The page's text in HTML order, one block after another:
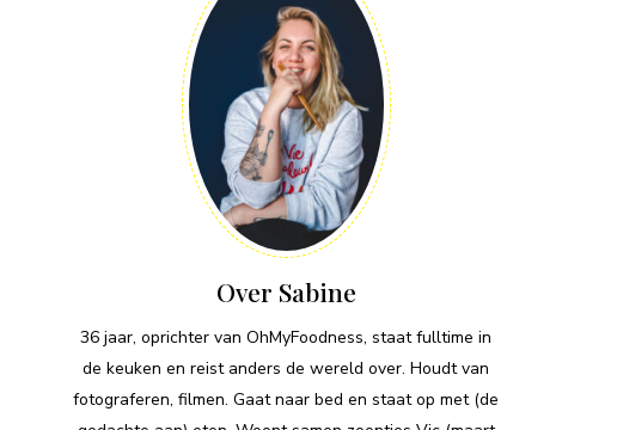
Over Sabine
36 jaar, oprichter van OhMyFoodness, staat fulltime in
de keuken en reist anders de wereld over. Houdt van
fotograferen, filmen. Gaat naar bed en staat op met (de